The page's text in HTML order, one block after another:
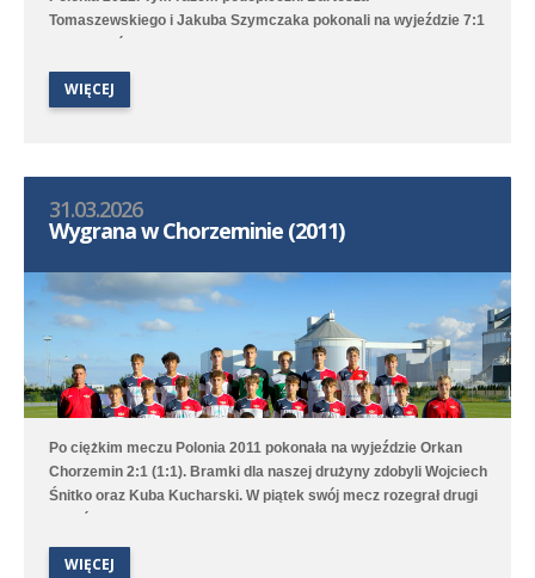
Tomaszewskiego i Jakuba Szymczaka pokonali na wyjeździe 7:1
Karol Marciniak, a po jednym golu dołożyli Tymoteusz
Włodarczak, Marcin Bartkowiak, Marcel Ratajczak oraz Jeremi
Sójka. Drugi zespół tym razem przegrał 0:4 (0:1) z Lechem
WIĘCEJ
31.03.2026
Wygrana w Chorzeminie (2011)
Po ciężkim meczu Polonia 2011 pokonała na wyjeździe Orkan
Chorzemin 2:1 (1:1). Bramki dla naszej drużyny zdobyli Wojciech
Śnitko oraz Kuba Kucharski. W piątek swój mecz rozegrał drugi
Opalenicy średzka drużyna wygrała 7:0 (0:0) - trzy bramki
strzelił Marcel Ratajczak, a po jednej Jeremi Sójka, Ksawery
WIĘCEJ